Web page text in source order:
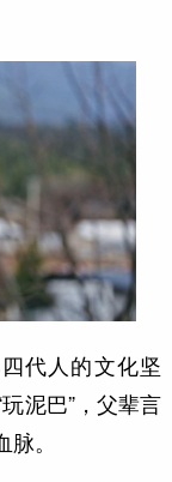
代人的文化坚
泥巴”，父辈言
。